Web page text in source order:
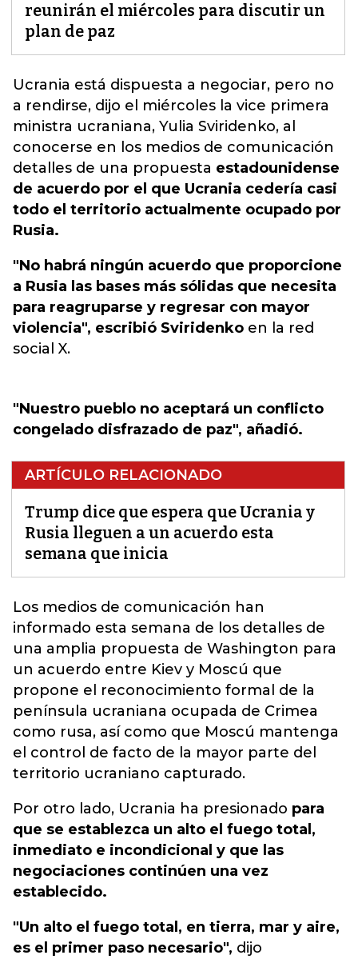
reunirán el miércoles para discutir un
plan de paz
Ucrania está dispuesta a negociar, pero no
a rendirse, dijo el miércoles la vice primera
ministra ucraniana, Yulia Sviridenko, al
conocerse en los medios de comunicación
detalles de una propuesta estadounidense
de acuerdo por el que Ucrania cedería casi
todo el territorio actualmente ocupado por
Rusia.
"No habrá ningún acuerdo que proporcione
a Rusia las bases más sólidas que necesita
para reagruparse y regresar con mayor
violencia", escribió Sviridenko en la red
social X.
"Nuestro pueblo no aceptará un conflicto
congelado disfrazado de paz", añadió.
ARTÍCULO RELACIONADO
Trump dice que espera que Ucrania y
Rusia lleguen a un acuerdo esta
semana que inicia
Los medios de comunicación han
informado esta semana de los detalles de
una amplia propuesta de Washington para
un acuerdo entre Kiev y Moscú que
propone el reconocimiento formal de la
península ucraniana ocupada de Crimea
como rusa, así como que Moscú mantenga
el control de facto de la mayor parte del
territorio ucraniano capturado.
Por otro lado, Ucrania ha presionado para
que se establezca un alto el fuego total,
inmediato e incondicional y que las
negociaciones continúen una vez
establecido.
"Un alto el fuego total, en tierra, mar y aire,
es el primer paso necesario", dijo